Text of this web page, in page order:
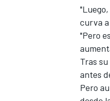
curva
"Pero
Tras
antes
Pero